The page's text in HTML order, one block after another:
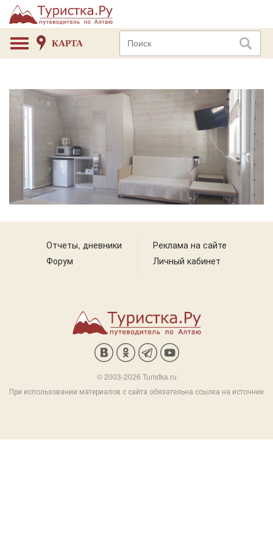
КАРТА
Отчеты, дневники
Форум
Реклама на сайте
Личный кабинет
© 2003-2026 Turistka.ru
При использовании материалов с сайта обязательна ссылка на источник